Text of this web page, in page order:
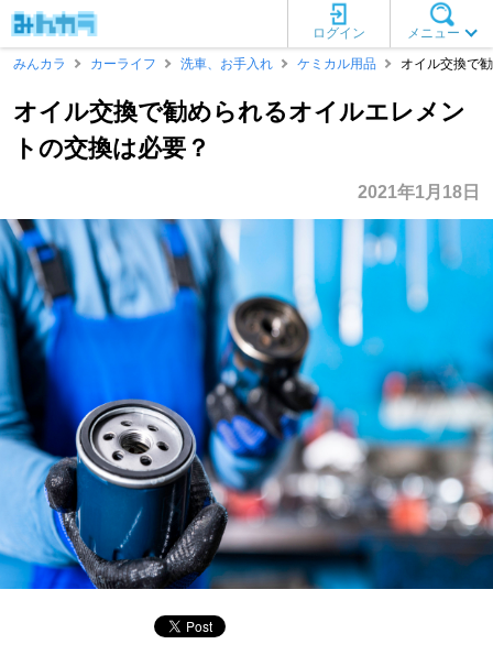
メニュー
ログイン
みんカラ
カーライフ 洗車、お手入れ ケミカル用品 オイル交換で
オイル交換で勧められるオイルエレメン
トの交換は必要？
2021年1月18日